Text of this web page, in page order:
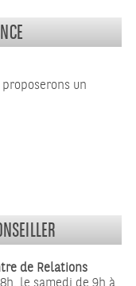
un
de Relations